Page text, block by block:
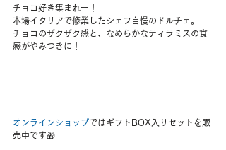
チョコ好き集まれー！
本場イタリアで修業したシェフ自慢のドルチェ。
チョコのザクザク感と、なめらかなティラミスの食
感がやみつきに！
オンラインショップではギフトBOX入りセットを販
売中です🎁